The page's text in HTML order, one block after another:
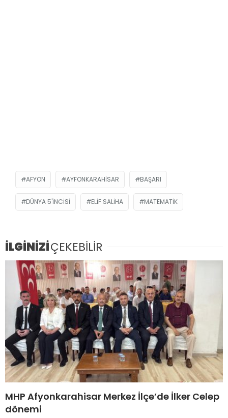
AFYON AYFONKARAHISAR BAŞARI
DÜNYA 5'INCISI ELIF SALIHA MATEMATIK
İLGİNİZİÇEKEBİLİR
MHP Afyonkarahisar Merkez İlçe’de İlker Celep
dönemi